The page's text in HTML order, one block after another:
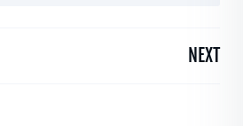
NEXT